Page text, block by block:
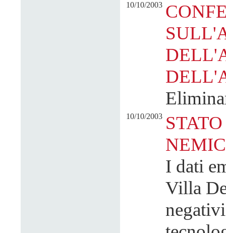
10/10/2003
10/10/2003
I dati
Villa